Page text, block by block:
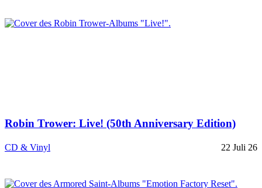
Robin Trower: Live! (50th Anniversary Edition)
CD & Vinyl 22 Juli 26